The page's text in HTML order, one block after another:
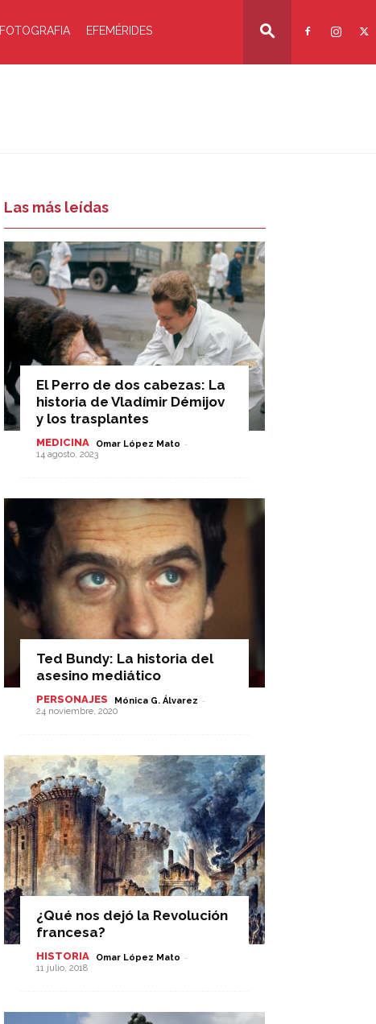
FOTOGRAFIA EFEMÉRIDES
Las más leídas
El Perro de dos cabezas: La
historia de Vladímir Démijov
y los trasplantes
MEDICINA Omar López Mato -
14 agosto, 2023
Ted Bundy: La historia del
asesino mediático
PERSONAJES Mónica G. Álvarez -
24 noviembre, 2020
¿Qué nos dejó la Revolución
francesa?
HISTORIA Omar López Mato -
11 julio, 2018